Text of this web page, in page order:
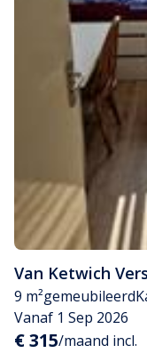
Van Ketwich
9 m²gemeubileerd
Vanaf 1 Sep 2026
€ 315/maand incl.